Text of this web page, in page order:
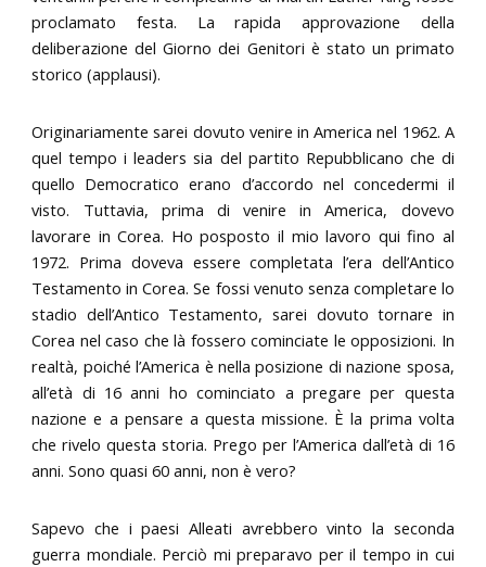
proclamato festa. La rapida approvazione della
deliberazione del Giorno dei Genitori è stato un primato
storico (applausi).
Originariamente sarei dovuto venire in America nel 1962. A
quel tempo i leaders sia del partito Repubblicano che di
quello Democratico erano d’accordo nel concedermi il
visto. Tuttavia, prima di venire in America, dovevo
lavorare in Corea. Ho posposto il mio lavoro qui fino al
1972. Prima doveva essere completata l’era dell’Antico
Testamento in Corea. Se fossi venuto senza completare lo
stadio dell’Antico Testamento, sarei dovuto tornare in
Corea nel caso che là fossero cominciate le opposizioni. In
realtà, poiché l’America è nella posizione di nazione sposa,
all’età di 16 anni ho cominciato a pregare per questa
nazione e a pensare a questa missione. È la prima volta
che rivelo questa storia. Prego per l’America dall’età di 16
anni. Sono quasi 60 anni, non è vero?
Sapevo che i paesi Alleati avrebbero vinto la seconda
guerra mondiale. Perciò mi preparavo per il tempo in cui